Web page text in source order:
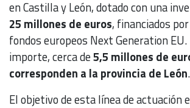
en Castilla y León, dotado con una
25 millones de euros, financiados
fondos europeos Next Generation EU.
importe, cerca de5,5 millones de
corresponden a la provincia de León.
El objetivo de esta línea de actuación